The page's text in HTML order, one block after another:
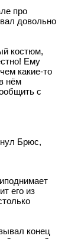
про
довольно
костюм,
Ему
какие-то
нём
с
Брюс,
его из
конец